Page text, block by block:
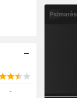
-
Palmarès